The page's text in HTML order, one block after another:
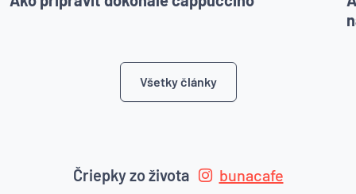
Všetky články
Čriepky zo života bunacafe